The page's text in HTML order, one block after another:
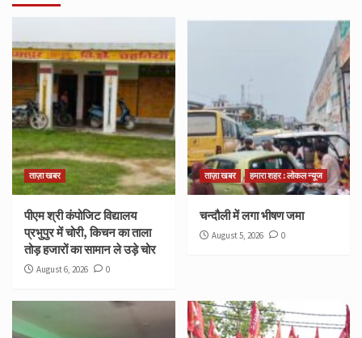
ताज़ा खबर
पीएम श्री कंपोजिट विद्यालय
प्रभुपुर में चोरी, किचन का ताला
तोड़ हजारों का सामान ले उड़े चोर
August 6, 2026 0
ताज़ा खबर हमारा शहर : लोकल न्यूज
चन्दौली में लगा भीषण जमा
August 5, 2026 0